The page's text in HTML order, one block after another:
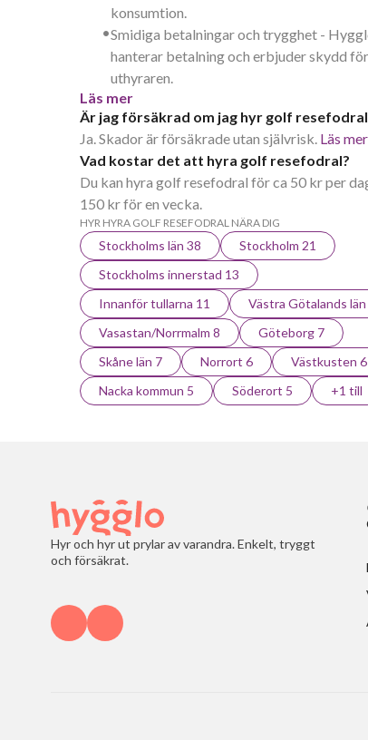
konsumtion.
•Smidiga betalningar och trygghet -
hanterar betalning och erbjuder skydd för
uthyraren.
Läs mer
Är jag försäkrad om jag hyr golf
Ja. Skador är försäkrade utan självrisk. Läs mer
Vad kostar det att hyra golf resefodral?
Du kan hyra golf resefodral för ca 50 kr per
150 kr för en vecka.
HYR HYRA GOLF RESEFODRAL NÄRA DIG
Stockholms län 38
Stockholm 21
Stockholms innerstad 13
Innanför tullarna 11
Västra Götalands
Vasastan/Norrmalm 8
Göteborg 7
Skåne län 7
Norrort 6
Västkusten 6
Nacka kommun 5
Söderort 5 +1 till
Hyr och hyr ut prylar av varandra. Enkelt, tryggt
och försäkrat.